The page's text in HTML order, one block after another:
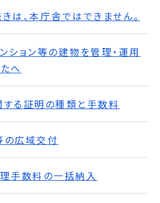
は、本庁舎ではできません。
ション等の建物を管理・運用
へ
る証明の種類と手数料
の広域交付
手数料の一括納入